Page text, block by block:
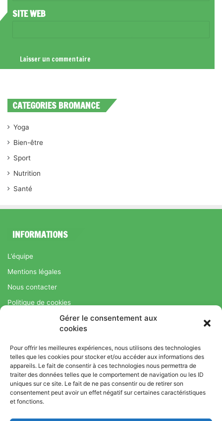
Gérer le consentement aux
cookies
Pour offrir les meilleures expériences, nous utilisons des technologies
telles que les cookies pour stocker et/ou accéder aux informations des
appareils. Le fait de consentir à ces technologies nous permettra de
traiter des données telles que le comportement de navigation ou les ID
uniques sur ce site. Le fait de ne pas consentir ou de retirer son
consentement peut avoir un effet négatif sur certaines caractéristiques
et fonctions.
SITE WEB
CATEGORIES BROMANCE
Yoga
Bien-être
Sport
Nutrition
Santé
INFORMATIONS
L’équipe
Mentions légales
Nous contacter
Politique de cookies
Régime Savoir Maigrir.fr : La méthode Jean-Michel Cohen pour
une perte de poids durable
© Copyright 2026, Tous droits réservés |Bromance
Bien-Être : Yoga, Bien-être, Nutrition et Sport
L’équipe